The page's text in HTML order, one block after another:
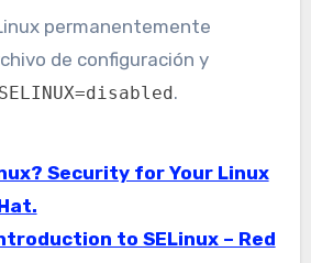
permanentemente
de configuración y
SELINUX=disabled.
Security for Your Linux
to SELinux – Red